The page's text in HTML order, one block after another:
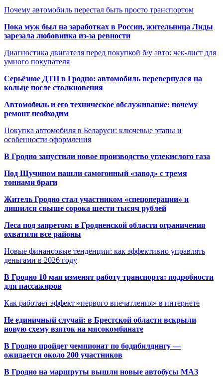
Почему автомобиль перестал быть просто транспортом
Пока муж был на заработках в России, жительница Лиды
зарезала любовника из-за ревности
Диагностика двигателя перед покупкой б/у авто: чек-лист для
умного покупателя
Серьёзное ДТП в Гродно: автомобиль перевернулся на
кольце после столкновения
Автомобиль и его техническое обслуживание: почему
ремонт необходим
Покупка автомобиля в Беларуси: ключевые этапы и
особенности оформления
В Гродно запустили новое производство углекислого газа
Под Щучином нашли самогонный «завод» с тремя
тоннами браги
Житель Гродно стал участником «спецоперации» и
лишился свыше сорока шести тысяч рублей
Леса под запретом: в Гродненской области ограничения
охватили все районы
Новые финансовые тенденции: как эффективно управлять
деньгами в 2026 году
В Гродно 10 мая изменят работу транспорта: подробности
для пассажиров
Как работает эффект «первого впечатления» в интернете
Не единичный случай: в Брестской области вскрыли
новую схему взяток на мясокомбинате
В Гродно пройдет чемпионат по бодибилдингу —
ожидается около 200 участников
В Гродно на маршруты вышли новые автобусы МАЗ